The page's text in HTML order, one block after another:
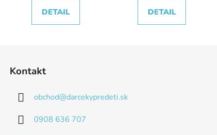
DETAIL DETAIL
Kontakt
obchod@darcekypredeti.sk
0908 636 707